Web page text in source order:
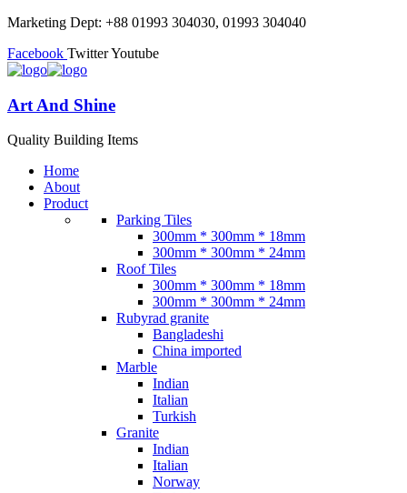
Marketing Dept: +88 01993 304030, 01993 304040
Facebook TwitterYoutube
Art And Shine
Quality Building Items
Home
About
Product
Parking Tiles
300mm * 300mm * 18mm
300mm * 300mm * 24mm
Roof Tiles
300mm * 300mm * 18mm
300mm * 300mm * 24mm
Rubyrad granite
Bangladeshi
China imported
Marble
Indian
Italian
Turkish
Granite
Indian
Italian
Norway